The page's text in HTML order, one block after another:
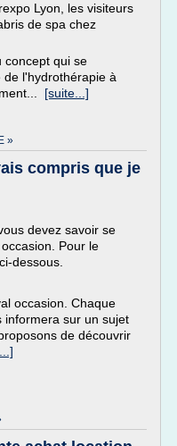
Lyon, les visiteurs
de spa chez
concept qui se
l'hydrothérapie à
[suite...]
»
compris que je
devez savoir se
Pour le
dessous.
occasion. Chaque
informera sur un sujet
de découvrir